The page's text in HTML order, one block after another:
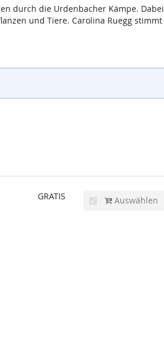
durch die Urdenbacher Kämpe. Dabei
und Tiere. Carolina Ruegg stimmt
GRATIS Auswählen